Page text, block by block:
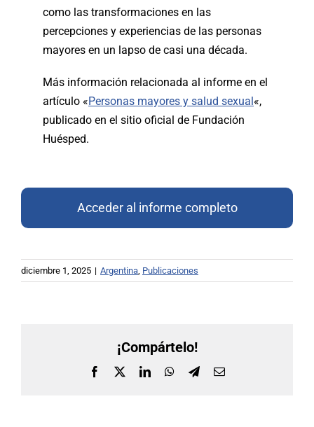
como las transformaciones en las
percepciones y experiencias de las personas
mayores en un lapso de casi una década.
Más información relacionada al informe en el
artículo «Personas mayores y salud sexual«,
publicado en el sitio oficial de Fundación
Huésped.
Acceder al informe completo
diciembre 1, 2025 | Argentina Publicaciones
¡Compártelo!
Facebook LinkedInWhatsApp
TelegramCorreo